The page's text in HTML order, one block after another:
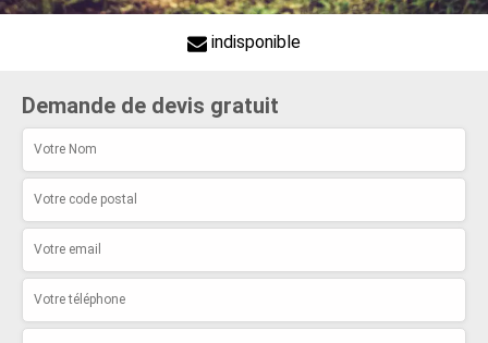
indisponible
Demande de devis gratuit